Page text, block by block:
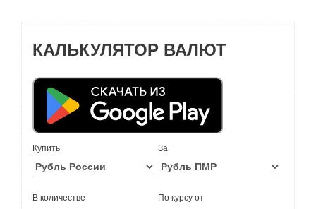
КАЛЬКУЛЯТОР ВАЛЮТ
Купить За
В количестве По курсу от